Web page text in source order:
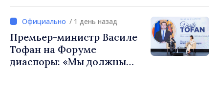
чтобы строить более
сильные сообщества»
/ 1 день назад
Премьер-министр Василе
Тофан на Форуме
диаспоры: «Мы должны